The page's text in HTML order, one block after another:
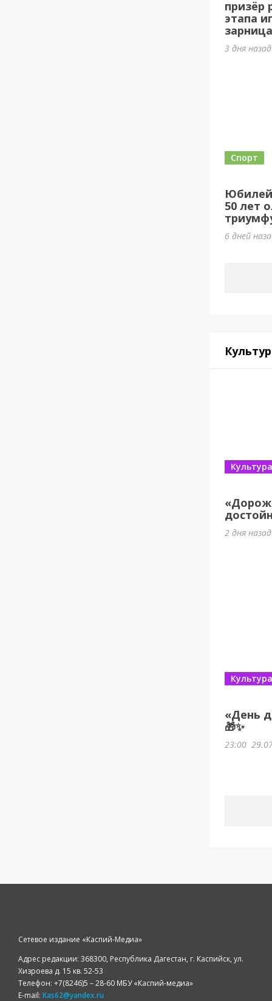
призёр
этапа
3 дня
50 лет
Спорт
6 дней
Культура
2 дня
«День
🎁✨
Культура
23:00
Сетевое издание «Каспий-Медиа»
Адрес редакции: 368300, Республика Дагестан, г. Каспийск, ул.
Хизроева д. 15 кв. 52-53
Телефон: +7(8246)5 – 28-60 МБУ «Каспий-медиа»
E-mail: Kas62@yandex.ru